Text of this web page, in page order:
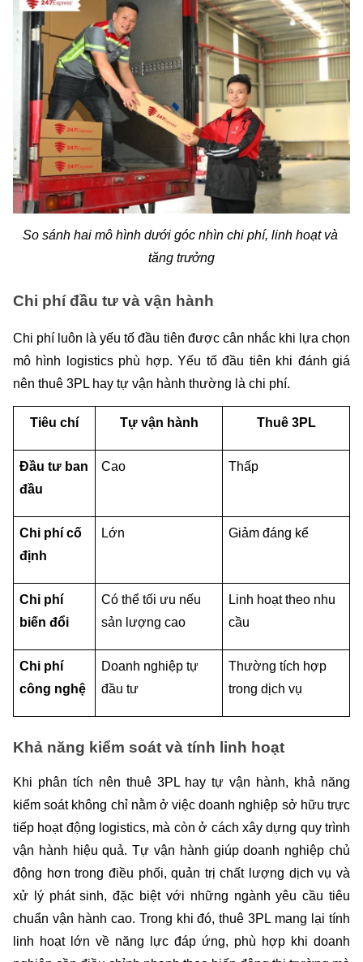
So sánh hai mô hình dưới góc nhìn chi phí, linh hoạt và
tăng trưởng
Chi phí đầu tư và vận hành
Chi phí luôn là yếu tố đầu tiên được cân nhắc khi lựa chọn
mô hình logistics phù hợp. Yếu tố đầu tiên khi đánh giá
nên thuê 3PL hay tự vận hành thường là chi phí.
Tiêu chí Tự vận hành Thuê 3PL
Đầu tư ban
đầu
Cao Thấp
Chi phí cố
định
Lớn Giảm đáng kể
Chi phí
biến đổi
Có thể tối ưu nếu
sản lượng cao
Linh hoạt theo nhu
cầu
Chi phí
công nghệ
Doanh nghiệp tự
đầu tư
Thường tích hợp
trong dịch vụ
Khả năng kiểm soát và tính linh hoạt
Khi phân tích nên thuê 3PL hay tự vận hành, khả năng
kiểm soát không chỉ nằm ở việc doanh nghiệp sở hữu trực
tiếp hoạt động logistics, mà còn ở cách xây dựng quy trình
vận hành hiệu quả. Tự vận hành giúp doanh nghiệp chủ
động hơn trong điều phối, quản trị chất lượng dịch vụ và
xử lý phát sinh, đặc biệt với những ngành yêu cầu tiêu
chuẩn vận hành cao. Trong khi đó, thuê 3PL mang lại tính
linh hoạt lớn về năng lực đáp ứng, phù hợp khi doanh